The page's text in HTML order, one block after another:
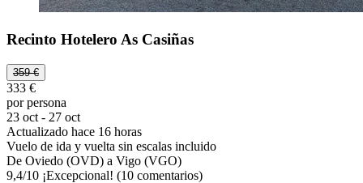
Recinto Hotelero As Casiñas
359 €
333 €
por persona
23 oct - 27 oct
Actualizado hace 16 horas
Vuelo de ida y vuelta sin escalas incluido
De Oviedo (OVD) a Vigo (VGO)
9,4/10 ¡Excepcional! (10 comentarios)